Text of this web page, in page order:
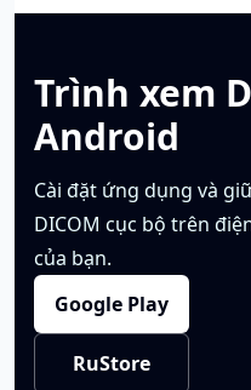
Trình xem
Android
Cài đặt ứng dụng và
DICOM cục bộ trên
của bạn.
Google Play
RuStore